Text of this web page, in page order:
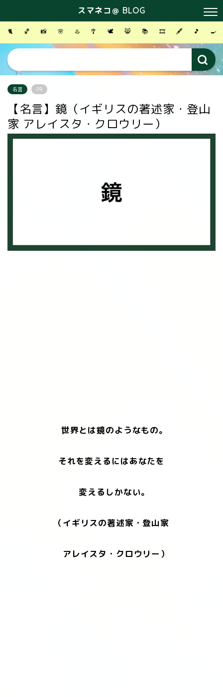
スマネコ＠ BLOG
🐈 🏀 📸 🌸 ♨️ 🎐 🕊 😸 📚 🎞 🖋 🎵 🍳
名言 PR
【名言】鏡（イギリスの著述家・登山
家 アレイスタ・クロウリー）
世界とは鏡のようなもの。
それを変えるにはあなたを
変えるしかない。
（イギリスの著述家・登山家
アレイスタ・クロウリー）